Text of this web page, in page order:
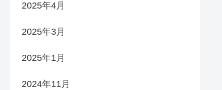
2025年4月
2025年3月
2025年1月
2024年11月